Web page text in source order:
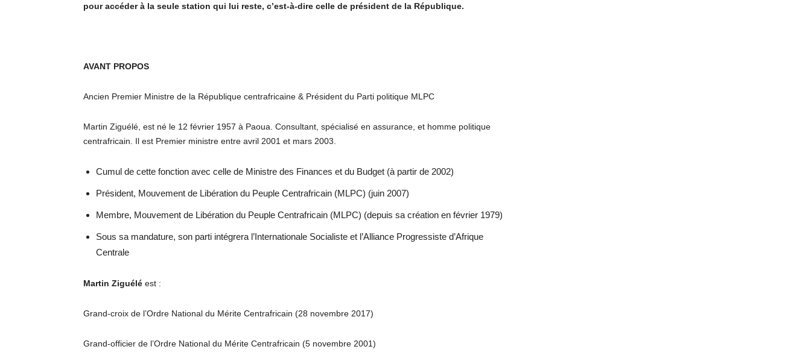
pour accéder à la seule station qui lui reste, c’est-à-dire celle de président de la République.
AVANT PROPOS
Ancien Premier Ministre de la République centrafricaine & Président du Parti politique MLPC
Martin Ziguélé, est né le 12 février 1957 à Paoua. Consultant, spécialisé en assurance, et homme politique
centrafricain. Il est Premier ministre entre avril 2001 et mars 2003.
Cumul de cette fonction avec celle de Ministre des Finances et du Budget (à partir de 2002)
Président, Mouvement de Libération du Peuple Centrafricain (MLPC) (juin 2007)
Membre, Mouvement de Libération du Peuple Centrafricain (MLPC) (depuis sa création en février 1979)
Sous sa mandature, son parti intégrera l’Internationale Socialiste et l’Alliance Progressiste d’Afrique
Centrale
Martin Ziguélé est :
Grand-croix de l’Ordre National du Mérite Centrafricain (28 novembre 2017)
Grand-officier de l’Ordre National du Mérite Centrafricain (5 novembre 2001)